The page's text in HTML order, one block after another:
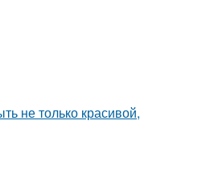
не только красивой,